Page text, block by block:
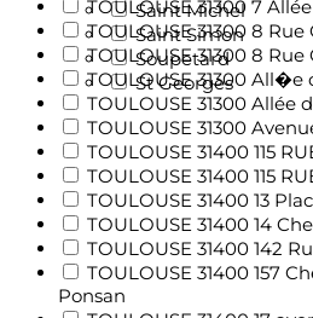
Saint Michel
Saint Simon
Soupetard
St Georges
TOULOUSE 31300 7
TOULOUSE 31300 8 Rue
TOULOUSE 31300 8 Rue
TOULOUSE 31300 All�e
TOULOUSE 31300 Allée
TOULOUSE 31300
TOULOUSE 31400 115
TOULOUSE 31400 115
TOULOUSE 31400 13
TOULOUSE 31400 14
TOULOUSE 31400 142
TOULOUSE 31400 157
Ponsan